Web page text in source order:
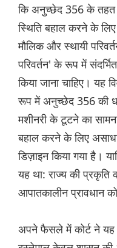
कि अनुच्छेद 356 के तहत
स्थिति बहाल करने के लिए
मौलिक और स्थायी
परिवर्तन' के रूप में
किया जाना चाहिए। यह
रूप में अनुच्छेद 356 की
मशीनरी के टूटने का
बहाल करने के लिए
डिज़ाइन किया गया है।
यह था: राज्य की
आपातकालीन प्रावधान
अपने फैसले में कोर्ट ने यह